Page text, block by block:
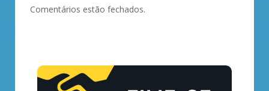
Comentários estão fechados.